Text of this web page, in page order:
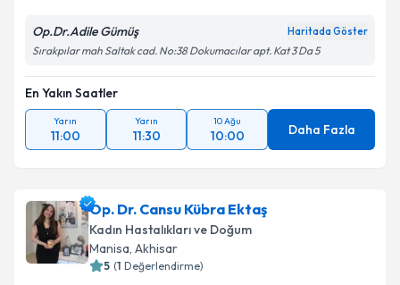
Op.Dr.Adile Gümüş Haritada Göster
Sırakpılar mah Saltak cad. No:38 Dokumacılar apt. Kat 3 Da 5
En Yakın Saatler
Yarın
11:00
Yarın
11:30
10 Ağu
10:00 Daha Fazla
Op. Dr. Cansu Kübra Ektaş
Kadın Hastalıkları ve Doğum
Manisa, Akhisar
5 (1 Değerlendirme)